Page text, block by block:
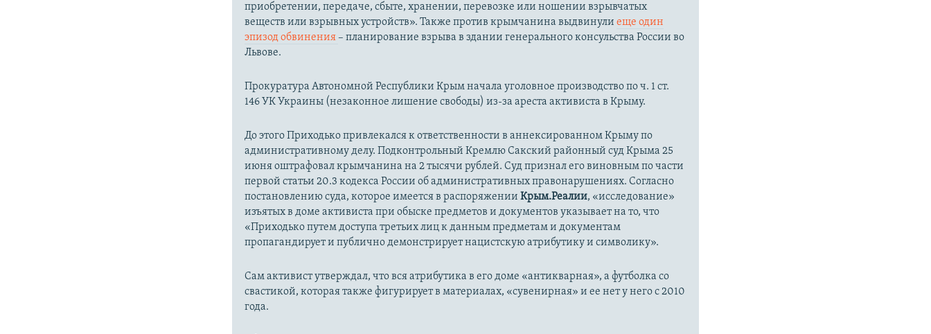
приобретении, передаче, сбыте, хранении, перевозке или ношении взрывчатых
веществ или взрывных устройств​». Также против крымчанина выдвинулиеще один
эпизод обвинения– планирование взрыва в здании генерального консульства России во
Львове.
Прокуратура Автономной Республики Крым начала уголовное производство по ч. 1 ст.
146 УК Украины (незаконное лишение свободы) из-за ареста активиста в Крыму.
До этого Приходько привлекался к ответственности в аннексированном Крыму по
административному делу. Подконтрольный Кремлю Сакский районный суд Крыма 25
июня оштрафовал крымчанина на 2 тысячи рублей. Суд признал его виновным по части
первой статьи 20.3 кодекса России об административных правонарушениях. Согласно
постановлению суда, которое имеется в распоряженииКрым.Реалии, «исследование»
изъятых в доме активиста при обыске предметов и документов указывает на то, что
«Приходько путем доступа третьих лиц к данным предметам и документам
пропагандирует и публично демонстрирует нацистскую атрибутику и символику».
Сам активист утверждал, что вся атрибутика в его доме «антикварная», а футболка со
свастикой, которая также фигурирует в материалах, «сувенирная» и ее нет у него с 2010
года.